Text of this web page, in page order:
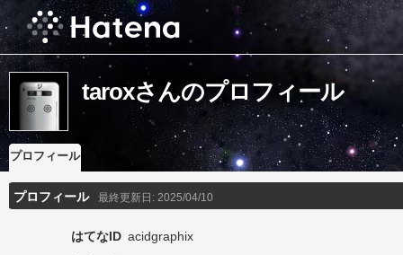
taroxさんのプロフィール
プロフィール
プロフィール 最終更新日: 2025/04/10
はてなID acidgraphix